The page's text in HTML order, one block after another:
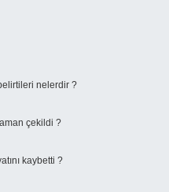
nelerdir ?
çekildi ?
kaybetti ?